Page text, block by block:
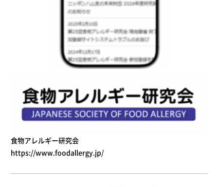
食物アレルギー研究会
https://www.foodallergy.jp/